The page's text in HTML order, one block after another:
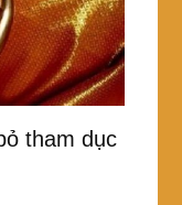
tham dục